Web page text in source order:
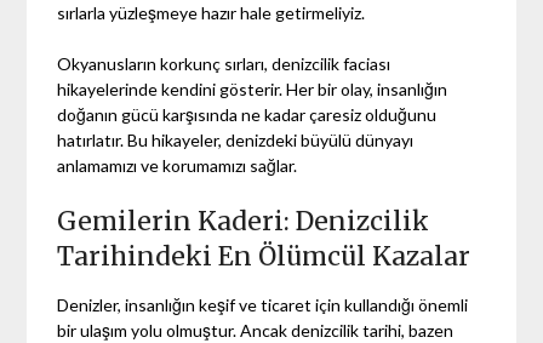
sırlarla yüzleşmeye hazır hale getirmeliyiz.
Okyanusların korkunç sırları, denizcilik faciası
hikayelerinde kendini gösterir. Her bir olay, insanlığın
doğanın gücü karşısında ne kadar çaresiz olduğunu
hatırlatır. Bu hikayeler, denizdeki büyülü dünyayı
anlamamızı ve korumamızı sağlar.
Gemilerin Kaderi: Denizcilik
Tarihindeki En Ölümcül Kazalar
Denizler, insanlığın keşif ve ticaret için kullandığı önemli
bir ulaşım yolu olmuştur. Ancak denizcilik tarihi, bazen